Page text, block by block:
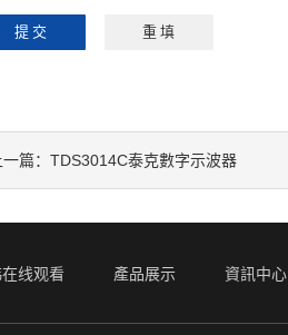
字），如：三加四
一篇： TDS3014C泰克數字示波器
线观看 產品展示 資訊中心